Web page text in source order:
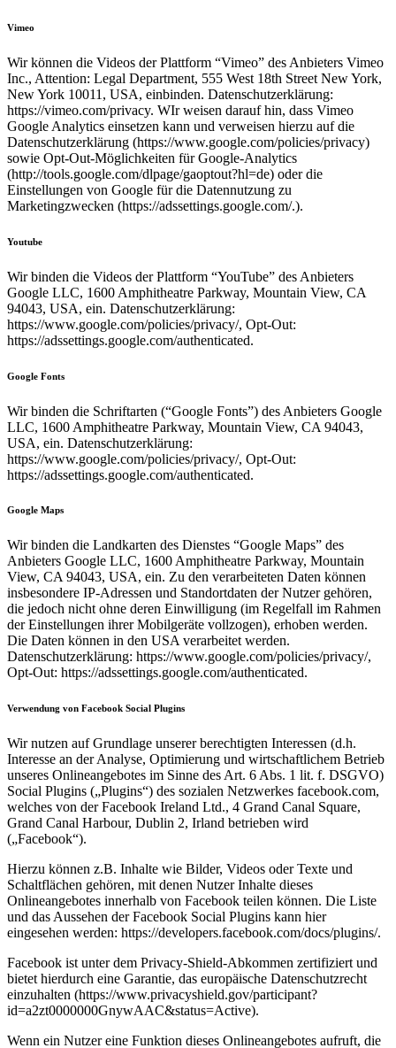
Vimeo
Wir können die Videos der Plattform “Vimeo” des Anbieters Vimeo
Inc., Attention: Legal Department, 555 West 18th Street New York,
New York 10011, USA, einbinden. Datenschutzerklärung:
https://vimeo.com/privacy. WIr weisen darauf hin, dass Vimeo
Google Analytics einsetzen kann und verweisen hierzu auf die
Datenschutzerklärung (https://www.google.com/policies/privacy)
sowie Opt-Out-Möglichkeiten für Google-Analytics
(http://tools.google.com/dlpage/gaoptout?hl=de) oder die
Einstellungen von Google für die Datennutzung zu
Marketingzwecken (https://adssettings.google.com/.).
Youtube
Wir binden die Videos der Plattform “YouTube” des Anbieters
Google LLC, 1600 Amphitheatre Parkway, Mountain View, CA
94043, USA, ein. Datenschutzerklärung:
https://www.google.com/policies/privacy/, Opt-Out:
https://adssettings.google.com/authenticated.
Google Fonts
Wir binden die Schriftarten (“Google Fonts”) des Anbieters Google
LLC, 1600 Amphitheatre Parkway, Mountain View, CA 94043,
USA, ein. Datenschutzerklärung:
https://www.google.com/policies/privacy/, Opt-Out:
https://adssettings.google.com/authenticated.
Google Maps
Wir binden die Landkarten des Dienstes “Google Maps” des
Anbieters Google LLC, 1600 Amphitheatre Parkway, Mountain
View, CA 94043, USA, ein. Zu den verarbeiteten Daten können
insbesondere IP-Adressen und Standortdaten der Nutzer gehören,
die jedoch nicht ohne deren Einwilligung (im Regelfall im Rahmen
der Einstellungen ihrer Mobilgeräte vollzogen), erhoben werden.
Die Daten können in den USA verarbeitet werden.
Datenschutzerklärung: https://www.google.com/policies/privacy/,
Opt-Out: https://adssettings.google.com/authenticated.
Verwendung von Facebook Social Plugins
Wir nutzen auf Grundlage unserer berechtigten Interessen (d.h.
Interesse an der Analyse, Optimierung und wirtschaftlichem Betrieb
unseres Onlineangebotes im Sinne des Art. 6 Abs. 1 lit. f. DSGVO)
Social Plugins („Plugins“) des sozialen Netzwerkes facebook.com,
welches von der Facebook Ireland Ltd., 4 Grand Canal Square,
Grand Canal Harbour, Dublin 2, Irland betrieben wird
(„Facebook“).
Hierzu können z.B. Inhalte wie Bilder, Videos oder Texte und
Schaltflächen gehören, mit denen Nutzer Inhalte dieses
Onlineangebotes innerhalb von Facebook teilen können. Die Liste
und das Aussehen der Facebook Social Plugins kann hier
eingesehen werden: https://developers.facebook.com/docs/plugins/.
Facebook ist unter dem Privacy-Shield-Abkommen zertifiziert und
bietet hierdurch eine Garantie, das europäische Datenschutzrecht
einzuhalten (https://www.privacyshield.gov/participant?
id=a2zt0000000GnywAAC&status=Active).
Wenn ein Nutzer eine Funktion dieses Onlineangebotes aufruft, die